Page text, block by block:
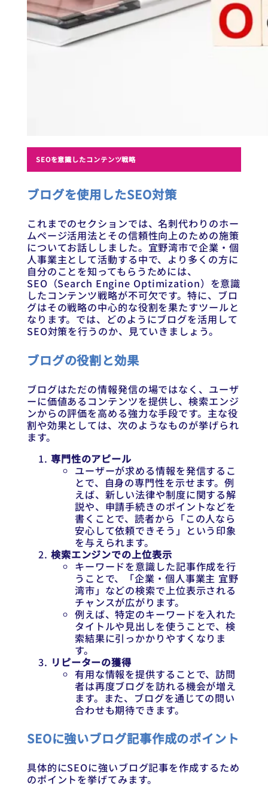
SEOを意識したコンテンツ戦略
ブログを使用したSEO対策
これまでのセクションでは、名刺代わりのホー
ムページ活用法とその信頼性向上のための施策
についてお話ししました。宜野湾市で企業・個
人事業主として活動する中で、より多くの方に
自分のことを知ってもらうためには、
SEO（Search Engine Optimization）を意識
したコンテンツ戦略が不可欠です。特に、ブロ
グはその戦略の中心的な役割を果たすツールと
なります。では、どのようにブログを活用して
SEO対策を行うのか、見ていきましょう。
ブログの役割と効果
ブログはただの情報発信の場ではなく、ユーザ
ーに価値あるコンテンツを提供し、検索エンジ
ンからの評価を高める強力な手段です。主な役
割や効果としては、次のようなものが挙げられ
ます。
専門性のアピール
ユーザーが求める情報を発信するこ
とで、自身の専門性を示せます。例
えば、新しい法律や制度に関する解
説や、申請手続きのポイントなどを
書くことで、読者から「この人なら
安心して依頼できそう」という印象
を与えられます。
検索エンジンでの上位表示
キーワードを意識した記事作成を行
うことで、「企業・個人事業主 宜野
湾市」などの検索で上位表示される
チャンスが広がります。
例えば、特定のキーワードを入れた
タイトルや見出しを使うことで、検
索結果に引っかかりやすくなりま
す。
リピーターの獲得
有用な情報を提供することで、訪問
者は再度ブログを訪れる機会が増え
ます。また、ブログを通じての問い
合わせも期待できます。
SEOに強いブログ記事作成のポイント
具体的にSEOに強いブログ記事を作成するため
のポイントを挙げてみます。